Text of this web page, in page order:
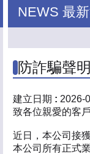
NEWS 最
防詐騙聲
建立日期 : 2026-
致各位親愛的客
近日，本公司接
本公司所有正式